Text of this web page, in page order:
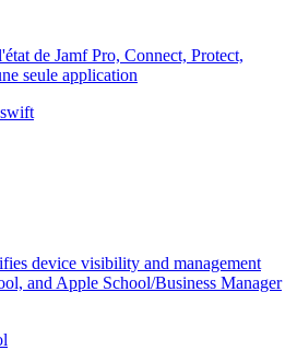
de Jamf Pro, Connect, Protect,
seule application
swift
device visibility and management
and Apple School/Business Manager